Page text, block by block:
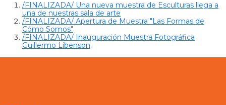
/FINALIZADA/ Una nueva muestra de Esculturas llega a
una de nuestras sala de arte
/FINALIZADA/ Apertura de Muestra "Las Formas de
Cómo Somos"
/FINALIZADA/ Inauguración Muestra Fotográfica
Guillermo Libenson